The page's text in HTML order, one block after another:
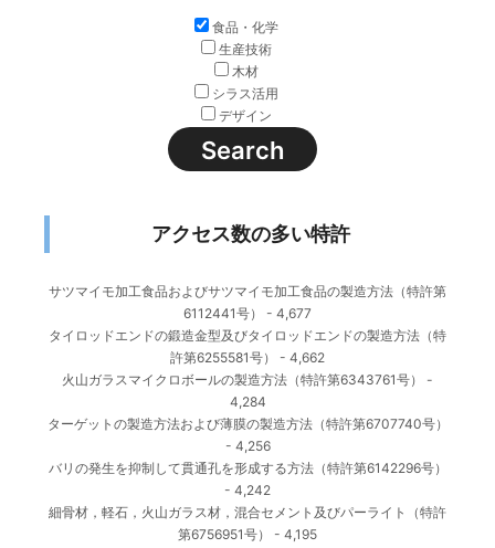
食品・化学
生産技術
木材
シラス活用
デザイン
アクセス数の多い特許
サツマイモ加工食品およびサツマイモ加工食品の製造方法（特許第
6112441号）
- 4,677
タイロッドエンドの鍛造金型及びタイロッドエンドの製造方法（特
許第6255581号）
- 4,662
火山ガラスマイクロボールの製造方法（特許第6343761号）
-
4,284
ターゲットの製造方法および薄膜の製造方法（特許第6707740号）
- 4,256
バリの発生を抑制して貫通孔を形成する方法（特許第6142296号）
- 4,242
細骨材，軽石，火山ガラス材，混合セメント及びパーライト（特許
第6756951号）
- 4,195